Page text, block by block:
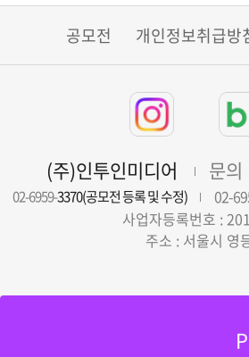
공모전 개인정보취급방
(주)인투인미디어 문의
02-6959-3370(공모전 등록 및 수정) 02-
사업자등록번호 :
주소 : 서울시 영